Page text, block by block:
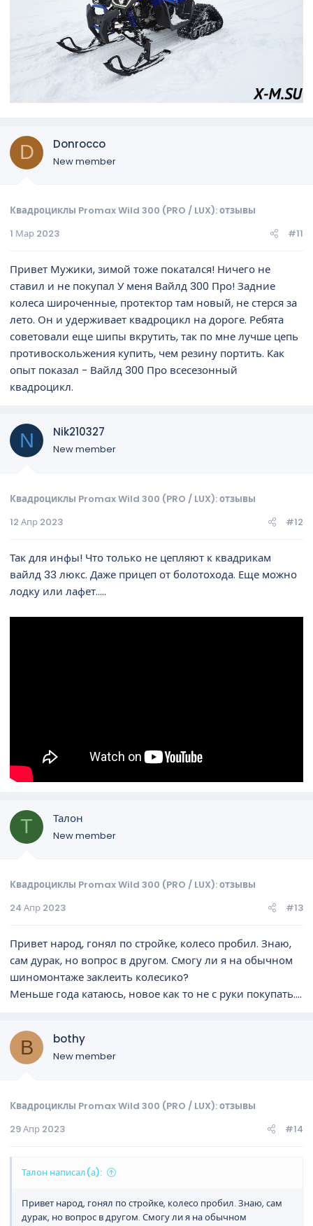
D Donrocco
New member
Квадроциклы Promax Wild 300 (PRO / LUX): отзывы
1 Мар 2023
#11
Привет Мужики, зимой тоже покатался! Ничего не
ставил и не покупал У меня Вайлд 300 Про! Задние
колеса широченные, протектор там новый, не стерся за
лето. Он и удерживает квадроцикл на дороге. Ребята
советовали еще шипы вкрутить, так по мне лучше цепь
противоскольжения купить, чем резину портить. Как
опыт показал - Вайлд 300 Про всесезонный
квадроцикл.
N Nik210327
New member
Квадроциклы Promax Wild 300 (PRO / LUX): отзывы
12 Апр 2023
#12
Так для инфы! Что только не цепляют к квадрикам
вайлд 33 люкс. Даже прицеп от болотохода. Еще можно
лодку или лафет.....
Т Талон
New member
Квадроциклы Promax Wild 300 (PRO / LUX): отзывы
24 Апр 2023
#13
Привет народ, гонял по стройке, колесо пробил. Знаю,
сам дурак, но вопрос в другом. Смогу ли я на обычном
шиномонтаже заклеить колесико?
Меньше года катаюсь, новое как то не с руки покупать....
B bothy
New member
Квадроциклы Promax Wild 300 (PRO / LUX): отзывы
29 Апр 2023
#14
Талон написал(а):
Привет народ, гонял по стройке, колесо пробил. Знаю, сам
дурак, но вопрос в другом. Смогу ли я на обычном